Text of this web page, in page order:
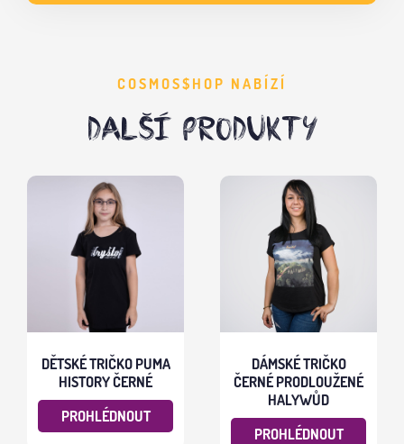
COSMOS$HOP NABÍZÍ
DALŠÍ PRODUKTY
DĚTSKÉ TRIČKO PUMA
HISTORY ČERNÉ
PROHLÉDNOUT
DÁMSKÉ TRIČKO
ČERNÉ PRODLOUŽENÉ
HALYWŮD
PROHLÉDNOUT